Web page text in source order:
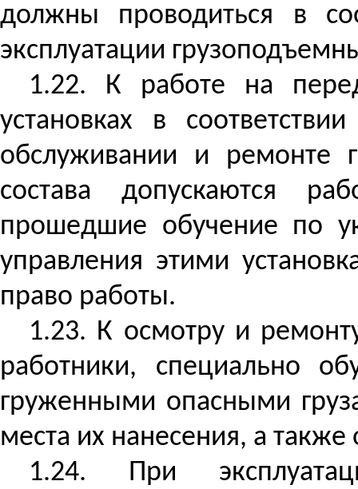
должны проводиться в
эксплуатации
1.22. К работе на
установках в
обслуживании и ремонте
состава допускаются
прошедшие обучение по
управления этими
право работы.
1.23. К осмотру и
работники, специально
груженными опасными
места их нанесения, а
1.24. При